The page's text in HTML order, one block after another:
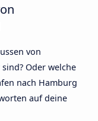
von
Oder welche
nach Hamburg
auf deine